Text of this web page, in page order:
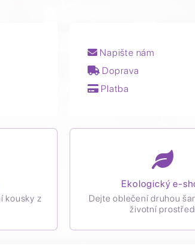
Napište nám
Doprava
Platba
kousky z
Ekologický e-
Dejte oblečení druhou
životní